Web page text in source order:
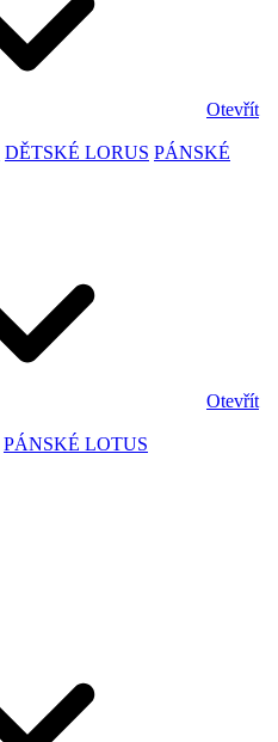
Otevřít
DĚTSKÉ LORUS PÁNSKÉ
Otevřít
PÁNSKÉ LOTUS